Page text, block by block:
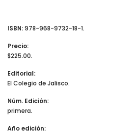
ISBN:978-968-9732-18-1.
Precio:
$225.00.
Editorial:
El Colegio de Jalisco.
Núm. Edición:
primera.
Año edición: